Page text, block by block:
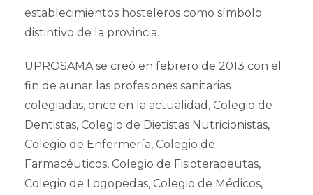
establecimientos hosteleros como símbolo
distintivo de la provincia.
UPROSAMA se creó en febrero de 2013 con el
fin de aunar las profesiones sanitarias
colegiadas, once en la actualidad, Colegio de
Dentistas, Colegio de Dietistas Nutricionistas,
Colegio de Enfermería, Colegio de
Farmacéuticos, Colegio de Fisioterapeutas,
Colegio de Logopedas, Colegio de Médicos,